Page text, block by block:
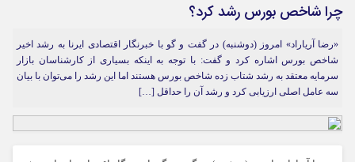
آپارات رمز عبور
مرا به خاطر بسپار
چرا شاخص بورس رشد کرد؟
«رضا آریاراد» امروز (دوشنبه) در گفت و گو با خبرنگار اقتصادی ایرنا به رشد اخیر
شاخص بورس اشاره کرد و گفت: با توجه به اینکه بسیاری از کارشناسان بازار
سرمایه معتقد به رشد شتاب زده شاخص بورس هستند اما این رشد را می‌توان با بیان
سه عامل اصلی ارزیابی کرد و رشد آن را حداقل […]